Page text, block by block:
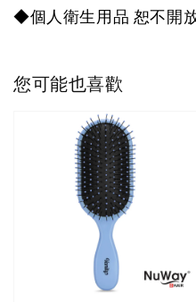
◆個人衛生用品 恕不開
您可能也喜歡